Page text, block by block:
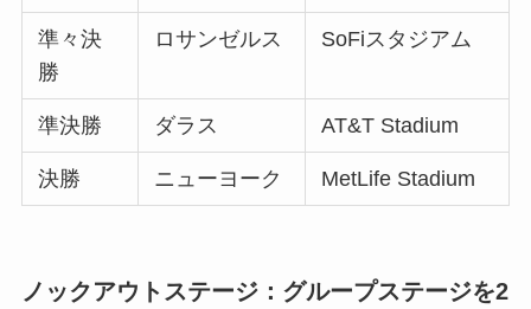
準々決
勝
ロサンゼルス SoFiスタジアム
準決勝 ダラス AT&T Stadium
決勝 ニューヨーク MetLife Stadium
ノックアウトステージ：グループステージを2